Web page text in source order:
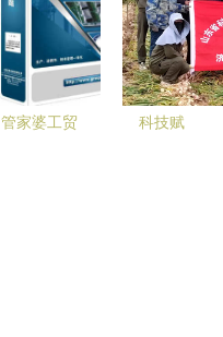
出“洗牌
展大会在杭
州擘画新蓝
图
管家婆工贸
科技赋